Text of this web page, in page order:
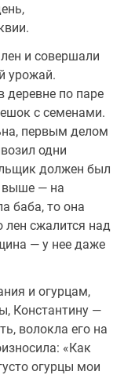
и совершали
урожай.
деревне по паре
с семенами.
первым делом
одни
должен был
выше — на
баба, то она
лен сжалится над
— у нее даже
и огурцам,
Константину —
волокла его на
«Как
огурцы мои